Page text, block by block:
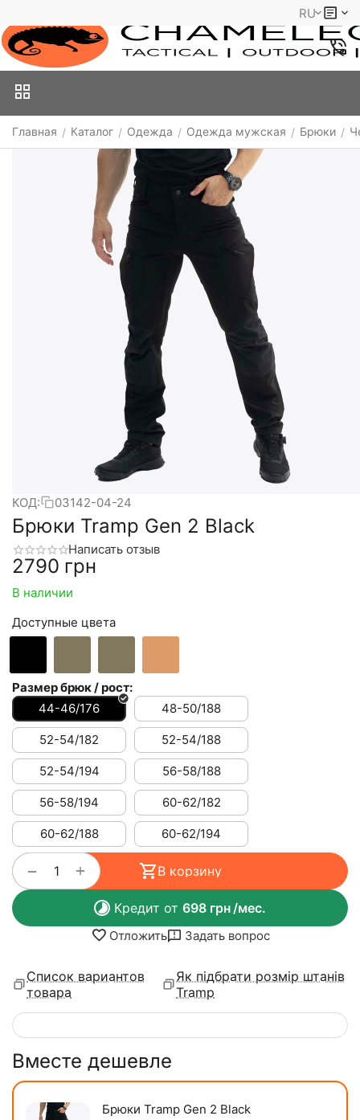
RU
Главная / Каталог / Одежда / Одежда мужская / Брюки /
КОД: 03142-04-24
Брюки Tramp Gen 2 Black
Написать отзыв
‍2790‍ грн
В наличии
Доступные цвета
Размер брюк / рост:
44-46/176
48-50/188
52-54/182 52-54/188
52-54/194 56-58/188
56-58/194 60-62/182
60-62/188 60-62/194
+
− В корзину
Кредит от 698 грн/мес.
Отложить Задать вопрос
Список вариантов
товара
Як підбрати розмір штанів
Tramp
Вместе дешевле
Брюки Tramp Gen 2 Black